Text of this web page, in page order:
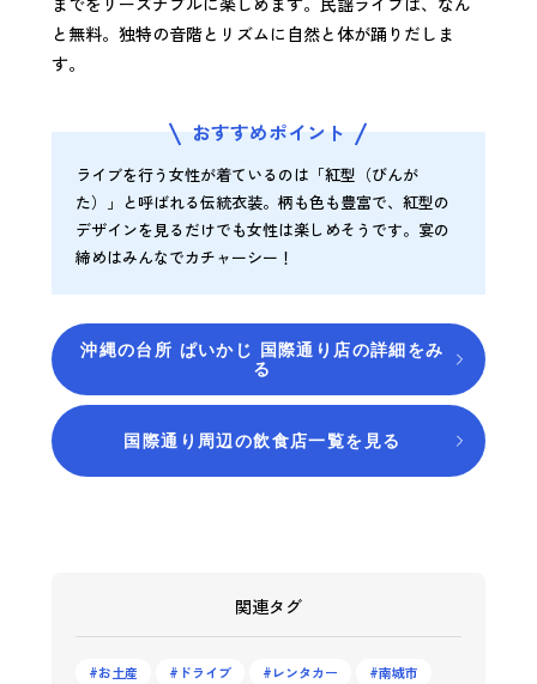
と無料。独特の音階とリズムに自然と体が踊りだしま
す。
おすすめポイント
ライブを行う女性が着ているのは「紅型（びんが
た）」と呼ばれる伝統衣装。柄も色も豊富で、紅型の
デザインを見るだけでも女性は楽しめそうです。宴の
締めはみんなでカチャーシー！
沖縄の台所 ぱいかじ 国際通り店の詳細をみ
る
国際通り周辺の飲食店一覧を見る
関連タグ
お土産 ドライブ レンタカー 南城市